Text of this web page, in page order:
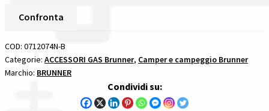
Confronta
I nostri negozi
ACCESSORI
GAS
quantità
Confronta
COD: 0712074N-B
Categorie: ACCESSORI GAS Brunner, Camper e campeggio Brunner
Marchio: BRUNNER
Condividi su: